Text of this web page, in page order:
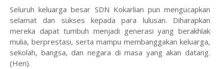
‎Seluruh keluarga besar SDN Kokarlian pun mengucapkan
selamat dan sukses kepada para lulusan. Diharapkan
mereka dapat tumbuh menjadi generasi yang berakhlak
mulia, berprestasi, serta mampu membanggakan keluarga,
sekolah, bangsa, dan negara di masa yang akan datang.
(Hen).